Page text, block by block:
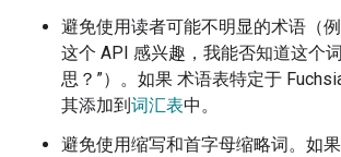
避免使用读者可能不明显的术语（
这个 API 感兴趣，我能否知道这个
思？”）。如果 术语表特定于
其添加到词汇表中。
避免使用缩写和首字母缩略词。如